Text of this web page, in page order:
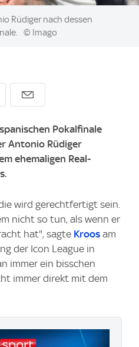
Rüdiger nach dessen
© Imago
Pokalfinale
Antonio Rüdiger
ehemaligen Real-
wird gerechtfertigt sein.
nicht so tun, als wenn er
hat", sagte Kroos am
der Icon League in
immer ein bisschen
immer direkt mit dem